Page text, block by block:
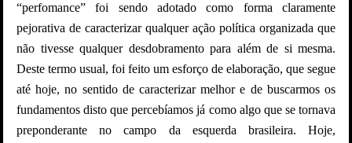
“perfomance” foi sendo adotado como forma claramente
pejorativa de caracterizar qualquer ação política organizada que
não tivesse qualquer desdobramento para além de si mesma.
Deste termo usual, foi feito um esforço de elaboração, que segue
até hoje, no sentido de caracterizar melhor e de buscarmos os
fundamentos disto que percebíamos já como algo que se tornava
preponderante no campo da esquerda brasileira. Hoje,